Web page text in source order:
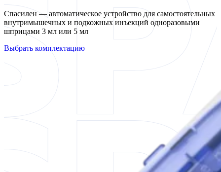
Спасилен — автоматическое устройство для самостоятельных
внутримышечных и подкожных инъекций одноразовыми
шприцами 3 мл или 5 мл
Выбрать комплектацию